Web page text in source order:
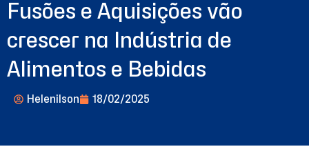
Fusões e Aquisições vão
crescer na Indústria de
Alimentos e Bebidas
Helenilson 18/02/2025